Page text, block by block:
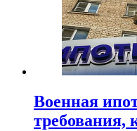
Военная
требования,